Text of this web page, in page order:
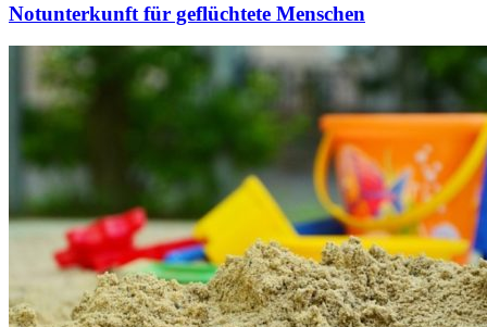
Notunterkunft für geflüchtete Menschen